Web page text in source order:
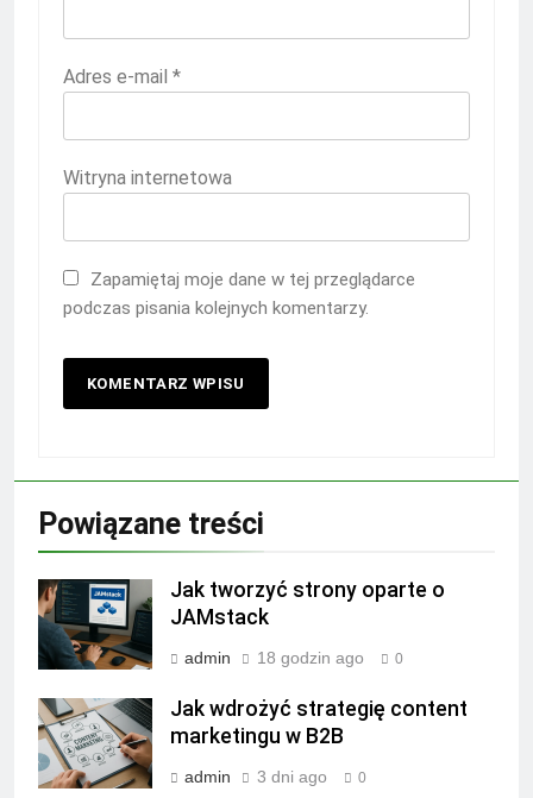
Adres e-mail *
Witryna internetowa
Zapamiętaj moje dane w tej przeglądarce
podczas pisania kolejnych komentarzy.
Powiązane treści
Jak tworzyć strony oparte o
JAMstack
admin 18 godzin ago 0
Jak wdrożyć strategię content
marketingu w B2B
admin 3 dni ago 0